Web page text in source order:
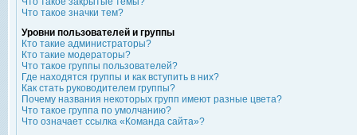
Что такое значки тем?
Уровни пользователей и группы
Кто такие администраторы?
Кто такие модераторы?
Что такое группы пользователей?
Где находятся группы и как вступить в них?
Как стать руководителем группы?
Почему названия некоторых групп имеют разные цвета?
Что такое группа по умолчанию?
Что означает ссылка «Команда сайта»?